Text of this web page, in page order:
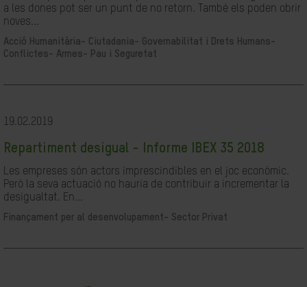
a les dones pot ser un punt de no retorn. També els poden obrir
noves...
Acció Humanitària-
Ciutadania- Governabilitat i Drets Humans-
Conflictes- Armes- Pau i Seguretat
19.02.2019
Repartiment desigual - Informe IBEX 35 2018
Les empreses són actors imprescindibles en el joc econòmic.
Però la seva actuació no hauria de contribuir a incrementar la
desigualtat. En...
Finançament per al desenvolupament- Sector Privat